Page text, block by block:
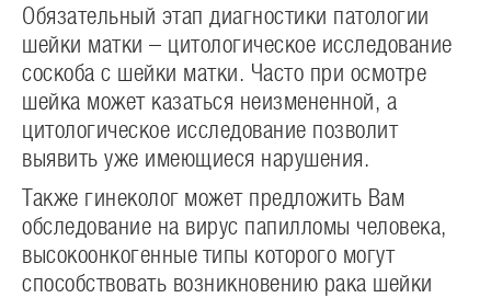
Обязательный этап диагностики патологии
шейки матки – цитологическое исследование
соскоба с шейки матки. Часто при осмотре
шейка может казаться неизмененной, а
цитологическое исследование позволит
выявить уже имеющиеся нарушения.
Также гинеколог может предложить Вам
обследование на вирус папилломы человека,
высокоонкогенные типы которого могут
способствовать возникновению рака шейки